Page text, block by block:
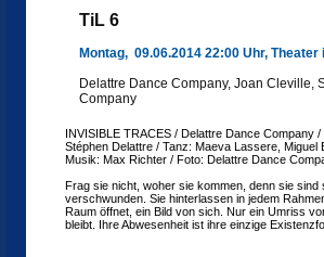
TiL 6
Montag, 09.06.2014 22:00 Uhr,
Delattre Dance Company, Joan Cleville,
Company
INVISIBLE TRACES / Delattre Dance Company /
Stéphen Delattre / Tanz: Maeva Lassere, Miguel
Musik: Max Richter / Foto: Delattre Dance
Frag sie nicht, woher sie kommen, denn sie sind
verschwunden. Sie hinterlassen in jedem
Raum öffnet, ein Bild von sich. Nur ein Umriss
bleibt. Ihre Abwesenheit ist ihre einzige